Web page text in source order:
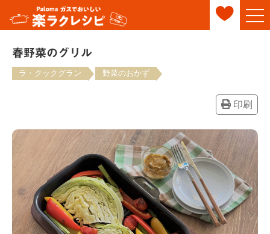
春野菜のグリル
ラ・クックグラン 野菜のおかず
印刷